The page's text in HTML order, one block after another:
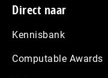
Footer
Direct naar
Kennisbank
Computable Awards